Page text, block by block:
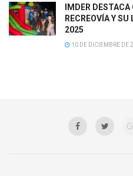
IMDER
RECREOVÍA Y
2025
10 DE DICIEMBRE DE